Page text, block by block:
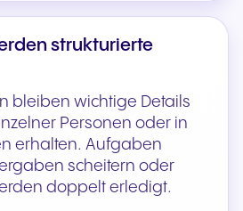
strukturierte
bleiben wichtige Details
Personen oder in
erhalten. Aufgaben
scheitern oder
doppelt erledigt.